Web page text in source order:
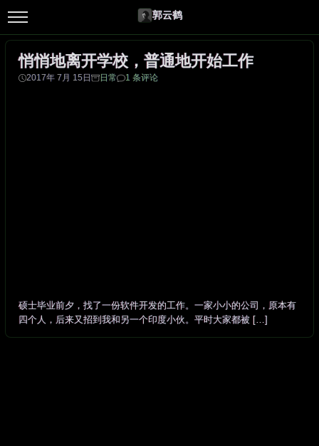
郭云鹤
悄悄地离开学校，普通地开始工作
2017年 7月 15日 日常 1 条评论
硕士毕业前夕，找了一份软件开发的工作。一家小小的公司，原本有
四个人，后来又招到我和另一个印度小伙。平时大家都被 […]